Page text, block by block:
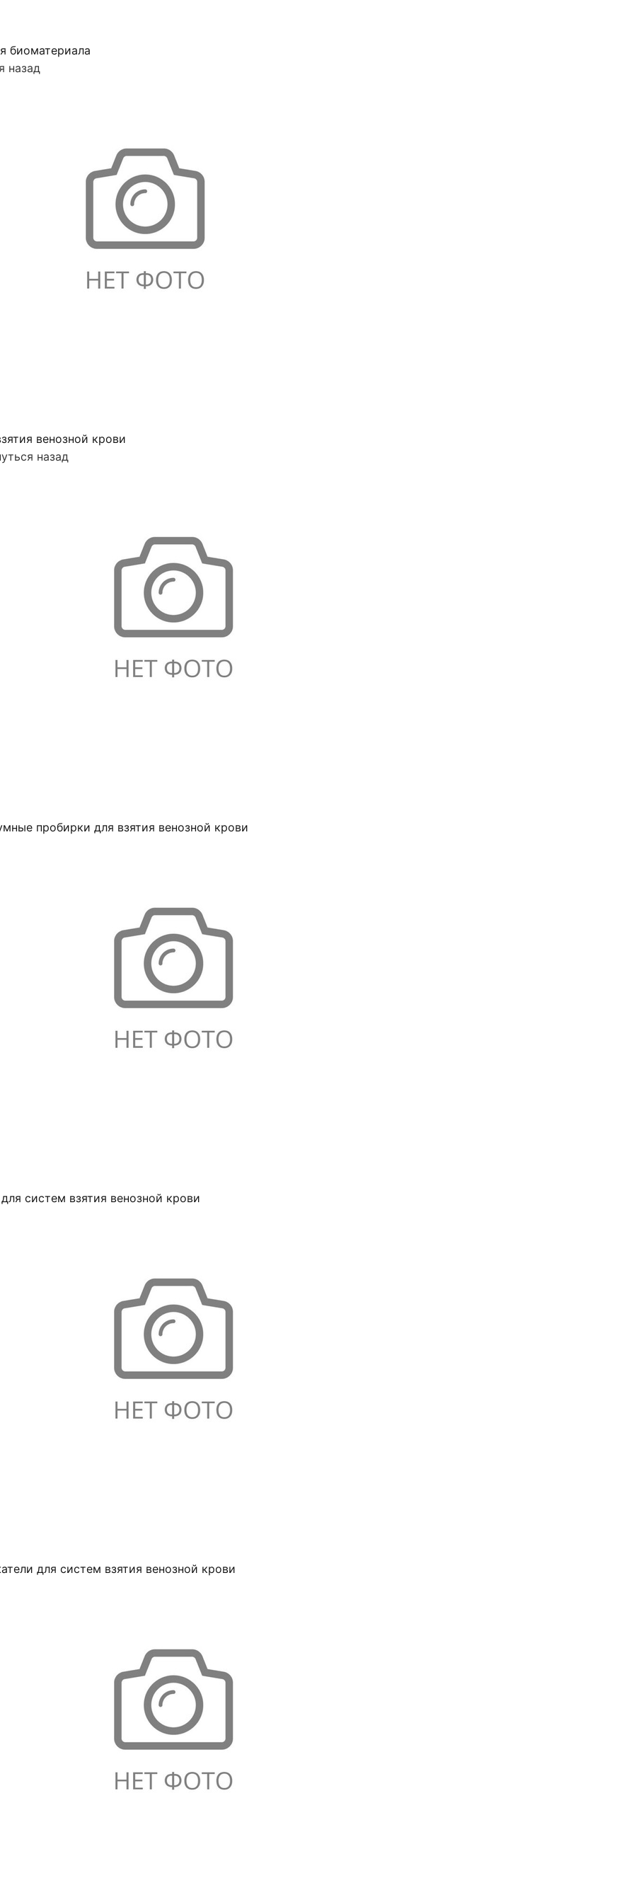
биоматериала
назад
венозной крови
назад
пробирки для взятия венозной крови
систем взятия венозной крови
для систем взятия венозной крови